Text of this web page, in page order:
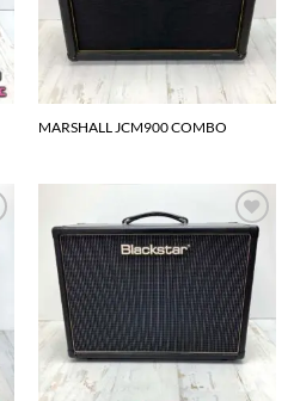
MARSHALL JCM900 COMBO
Agregar
a la
lista de
deseos